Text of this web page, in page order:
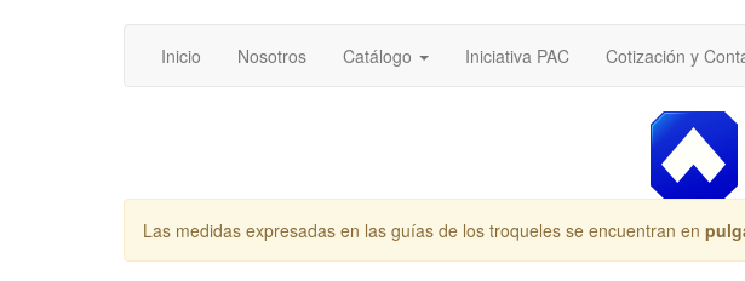
Inicio Nosotros Catálogo Iniciativa PAC Cotización y
Las medidas expresadas en las guías de los troqueles se encuentran en